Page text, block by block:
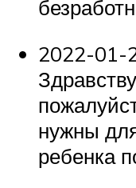
2022-01-
нужны
ребенка